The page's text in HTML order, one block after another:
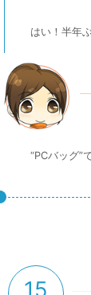
はい！半年
“PCバッグ”